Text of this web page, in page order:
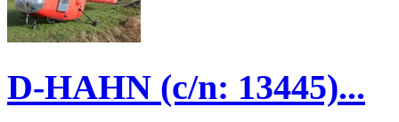
D-HAHN (c/n: 13445)...